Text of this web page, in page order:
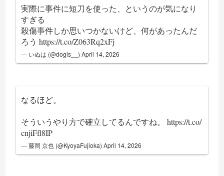
実際に事件に短刀を使った、というのが気になり
すぎる
殺傷事件しか思いつかないけど、何があったんだ
ろうhttps://t.co/Z063Rq2xFj
— いぬは (@dogis__)April 14, 2026
なるほど。
そういうやり方で確立してるんですね。https://t.co/
cnjiFfl8IP
— 藤岡 京也 (@KyoyaFujioka)April 14, 2026